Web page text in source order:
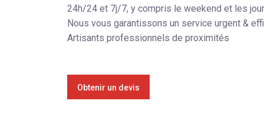
24h/24 et 7j/7, y compris le weekend et les
Nous vous garantissons un service urgent &
Artisants professionnels de proximités
Obtenir un devis